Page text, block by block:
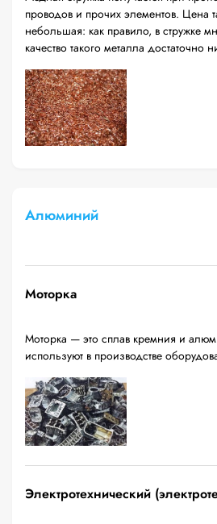
проводов и прочих элементов. Цена
небольшая: как правило, в стружке
качество такого металла достаточно
Алюминий
Моторка
Моторка — это сплав кремния и
используют в производстве
Электротехнический